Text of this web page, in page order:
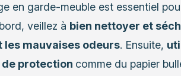
en garde-meuble est essentiel
veillez à bien nettoyer et
mauvaises odeurs. Ensuite,
protection comme du papier